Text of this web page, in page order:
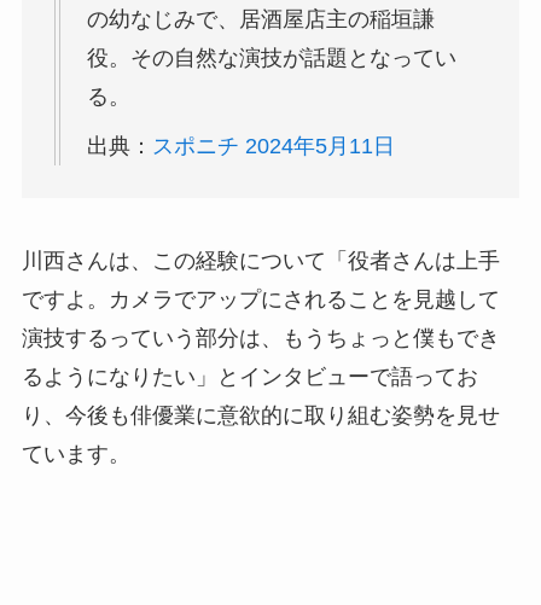
の幼なじみで、居酒屋店主の稲垣謙
役。その自然な演技が話題となってい
る。
出典： スポニチ 2024年5月11日
川西さんは、この経験について「役者さんは上手
ですよ。カメラでアップにされることを見越して
演技するっていう部分は、もうちょっと僕もでき
るようになりたい」とインタビューで語ってお
り、今後も俳優業に意欲的に取り組む姿勢を見せ
ています。